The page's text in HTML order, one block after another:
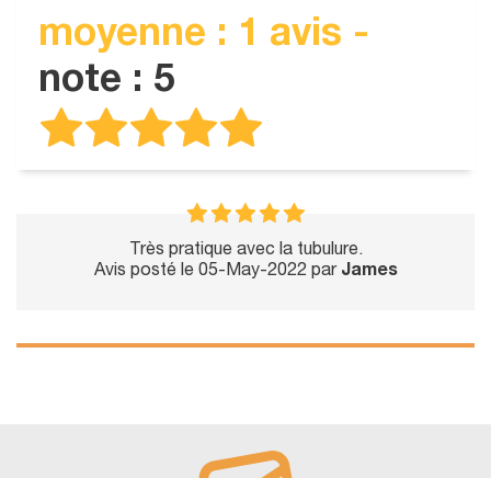
moyenne : 1 avis -
note : 5
Très pratique avec la tubulure.
Avis posté le 05-May-2022 par James